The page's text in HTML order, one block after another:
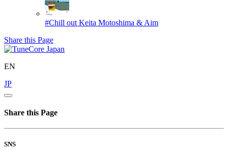
#Chill out Keita Motoshima & Aim
Share this Page
EN
JP
Share this Page
SNS